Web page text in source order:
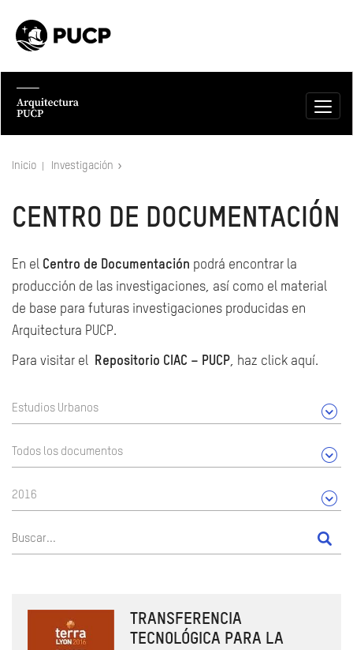
Inicio Investigación
CENTRO DE DOCUMENTACIÓN
En el Centro de Documentación podrá encontrar la
producción de las investigaciones, así como el material
de base para futuras investigaciones producidas en
Arquitectura PUCP.
Para visitar el Repositorio CIAC – PUCP, haz click aquí.
Estudios Urbanos
Todos los documentos
2016
TRANSFERENCIA
TECNOLÓGICA PARA LA